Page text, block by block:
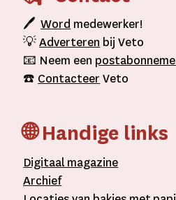
🖊Word medewerker!
💡Adverteren bij Veto
📧 Neem een
☎️ Contacteer Veto
🌐 Handige links
Digitaal magazine
Archief